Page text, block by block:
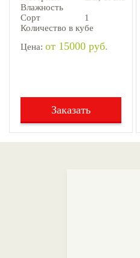
Влажность
Сорт
1
Количество в кубе
Цена: от 15000 руб.
Заказать